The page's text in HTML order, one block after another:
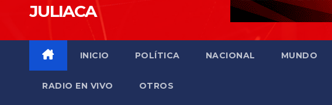
JULIACA
INICIO POLÍTICA NACIONAL MUNDO
RADIO EN VIVO OTROS